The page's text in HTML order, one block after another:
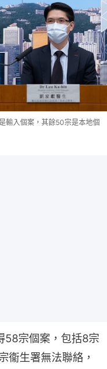
輸入個案，其餘50宗是本地個
58宗個案，包括8宗
衞生署無法聯絡，